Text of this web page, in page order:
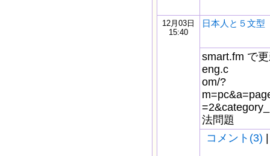
12月03日
15:40
日本人と５文型
smart.fm で
eng.c
om/?
法問題
コメント(3)